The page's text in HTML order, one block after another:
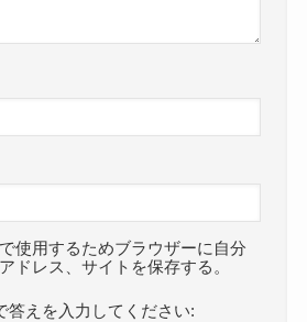
使用するためブラウザーに自分
ドレス、サイトを保存する。
答えを入力してください: